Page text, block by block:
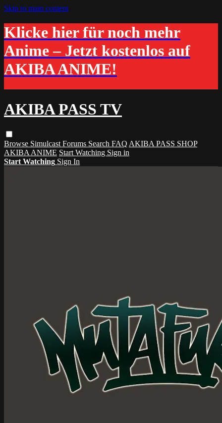
Skip to main content
Klicke hier für noch mehr
Anime – Jetzt kostenlos auf
AKIBA ANIME!
AKIBA PASS TV
Browse Simulcast Forums Search FAQ AKIBA PASS SHOP
AKIBA ANIME Start Watching Sign in
Start Watching Sign In